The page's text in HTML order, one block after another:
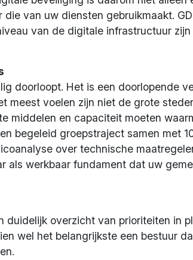
van uw diensten gebruikmaakt.
van de digitale infrastructuur
doorloopt. Het is een doorlopende
meest voelen zijn niet de grote
middelen en capaciteit moeten
begeleid groepstraject samen met
over technische
als werkbaar fundament dat uw
duidelijk overzicht van prioriteiten in
wel het belangrijkste een bestuur